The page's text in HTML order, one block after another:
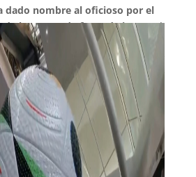
dado nombre al oficioso por el
la norma de fuera de juego.El
responsable de desarrollo de
favorecer el juego de ataque y
actual mira por el defensor y
Hace dos aos, en esa
los diferentes grupos de
Wenger
puso sobre la mesa
al actual fuera de juego . Como
del ftbol, antes de tomar la
hacen pruebas y ms pruebas